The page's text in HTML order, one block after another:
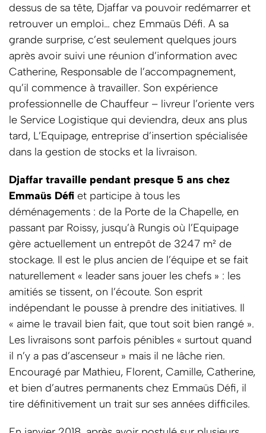
dessus de sa tête, Djaffar va pouvoir redémarrer et
retrouver un emploi… chez Emmaüs Défi. A sa
grande surprise, c’est seulement quelques jours
après avoir suivi une réunion d’information avec
Catherine, Responsable de l’accompagnement,
qu’il commence à travailler. Son expérience
professionnelle de Chauffeur – livreur l’oriente vers
le Service Logistique qui deviendra, deux ans plus
tard, L’Equipage, entreprise d’insertion spécialisée
dans la gestion de stocks et la livraison.
Djaffar travaille pendant presque 5 ans chez
Emmaüs Défi et participe à tous les
déménagements : de la Porte de la Chapelle, en
passant par Roissy, jusqu’à Rungis où l’Equipage
gère actuellement un entrepôt de 3247 m² de
stockage. Il est le plus ancien de l’équipe et se fait
naturellement « leader sans jouer les chefs » : les
amitiés se tissent, on l’écoute. Son esprit
indépendant le pousse à prendre des initiatives. Il
« aime le travail bien fait, que tout soit bien rangé ».
Les livraisons sont parfois pénibles « surtout quand
il n’y a pas d’ascenseur » mais il ne lâche rien.
Encouragé par Mathieu, Florent, Camille, Catherine,
et bien d’autres permanents chez Emmaüs Défi, il
tire définitivement un trait sur ses années difficiles.